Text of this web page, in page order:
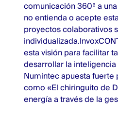
comunicación 360º a
no entienda o acepte
proyectos colaborativos
esta visión para facilitar
desarrollar la
Numintec apuesta
como «El chiringuito de
energía a través de la